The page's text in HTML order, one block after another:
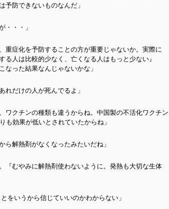
予防できないものなんだ」
・・・」
重症化を予防することの方が重要じゃないか。実際に
人は比較的少なく、亡くなる人はもっと少ない』
なった結果なんじゃないかな」
れだけの人が死んでるよ」
ワクチンの種類も違うからね。中国製の不活化ワクチン
も効果が低いとされていたからね」
解熱剤がなくなったみたいだね」
『むやみに解熱剤使わないように。発熱も大切な生体
をいうから信じていいのかわからない」